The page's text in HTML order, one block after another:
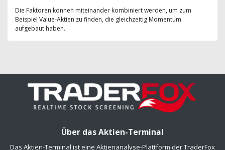
Die Faktoren können miteinander kombiniert werden, um zum
Beispiel Value-Aktien zu finden, die gleichzeitig Momentum
aufgebaut haben.
Über das Aktien-Terminal
Das Aktien-Terminal ist eine Aktienanalyse-Plattform der TraderFox